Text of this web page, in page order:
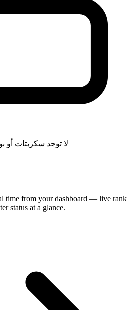
لا توجد سكربتات أو
time from your dashboard — live rank
status at a glance.